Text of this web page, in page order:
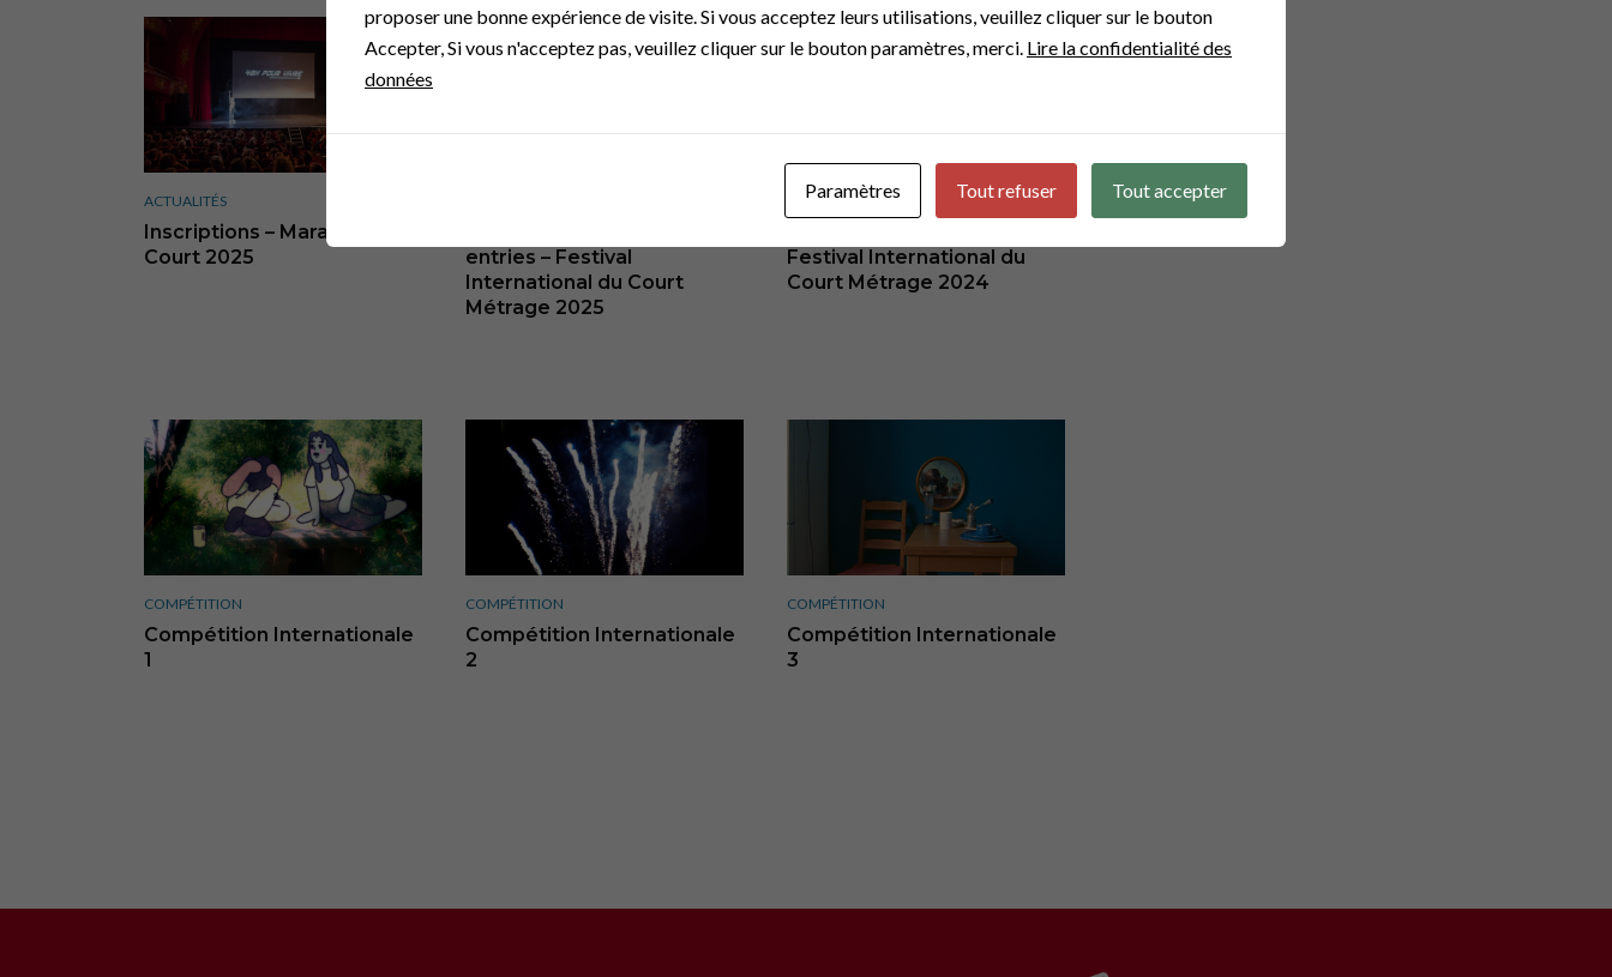
ACTUALITÉS
Inscriptions – Marathon du
Court 2025
entries – Festival
International du Court
Métrage 2025
ACTUALITÉS
Festival International du
Court Métrage 2024
COMPÉTITION
Compétition Internationale
1
COMPÉTITION
Compétition Internationale
2
COMPÉTITION
Compétition Internationale
3
proposer une bonne expérience de visite. Si vous acceptez leurs utilisations, veuillez cliquer sur le bouton
Accepter, Si vous n'acceptez pas, veuillez cliquer sur le bouton paramètres, merci. Lire la confidentialité des
données
Paramètres Tout refuser Tout accepter